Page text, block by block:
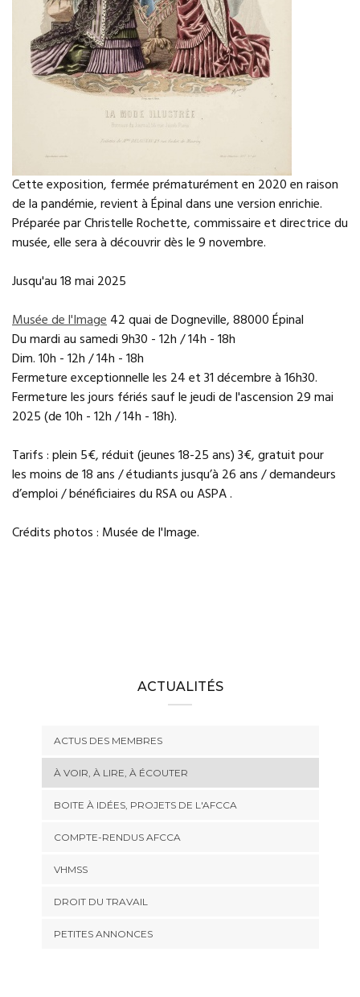
Cette exposition, fermée prématurément en 2020 en raison
de la pandémie, revient à Épinal dans une version enrichie.
Préparée par Christelle Rochette, commissaire et directrice du
musée, elle sera à découvrir dès le 9 novembre.
Jusqu'au 18 mai 2025
Musée de l'Image42 quai de Dogneville, 88000 Épinal
Du mardi au samedi 9h30 - 12h / 14h - 18h
Dim. 10h - 12h / 14h - 18h
Fermeture exceptionnelle les 24 et 31 décembre à 16h30.
Fermeture les jours fériés sauf le jeudi de l'ascension 29 mai
2025 (de 10h - 12h / 14h - 18h).
Tarifs : plein 5€, réduit (jeunes 18-25 ans) 3€, gratuit pour
les moins de 18 ans / étudiants jusqu’à 26 ans / demandeurs
d’emploi / bénéficiaires du RSA ou ASPA .
Crédits photos : Musée de l'Image.
ACTUALITÉS
ACTUS DES MEMBRES
À VOIR, À LIRE, À ÉCOUTER
BOITE À IDÉES, PROJETS DE L'AFCCA
COMPTE-RENDUS AFCCA
VHMSS
DROIT DU TRAVAIL
PETITES ANNONCES